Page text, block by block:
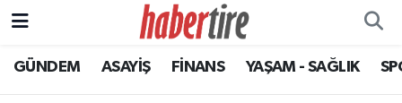
GÜNDEM ASAYİŞ FİNANS YAŞAM - SAĞLIK
Tire Nöbetçi Eczaneler